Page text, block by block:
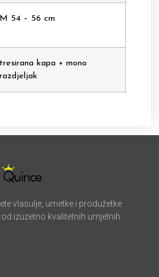
M 54 – 56 cm
tresirana kapa + mono
razdjeljak
vlasulje, umetke i produžetke
izuzetno kvalitetnih umjetnih